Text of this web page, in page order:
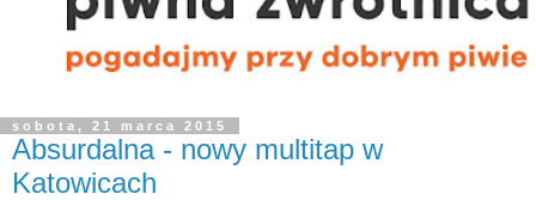
sobota, 21 marca 2015
Absurdalna - nowy multitap w
Katowicach